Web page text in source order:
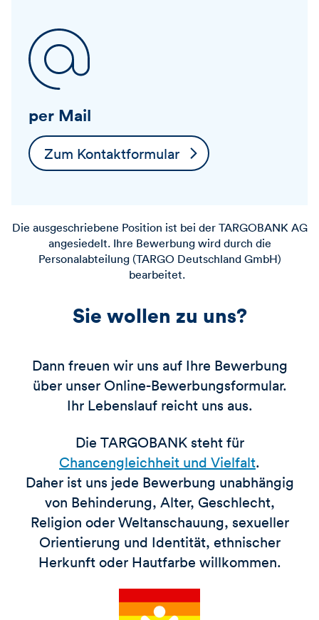
per Mail
Zum Kontaktformular
Die ausgeschriebene Position ist bei der TARGOBANK AG
angesiedelt. Ihre Bewerbung wird durch die
Personalabteilung (TARGO Deutschland GmbH)
bearbeitet.
Sie wollen zu uns?
Dann freuen wir uns auf Ihre Bewerbung
über unser Online-Bewerbungsformular.
Ihr Lebenslauf reicht uns aus.
Die TARGOBANK steht für
Chancengleichheit und Vielfalt.
Daher ist uns jede Bewerbung unabhängig
von Behinderung, Alter, Geschlecht,
Religion oder Weltanschauung, sexueller
Orientierung und Identität, ethnischer
Herkunft oder Hautfarbe willkommen.